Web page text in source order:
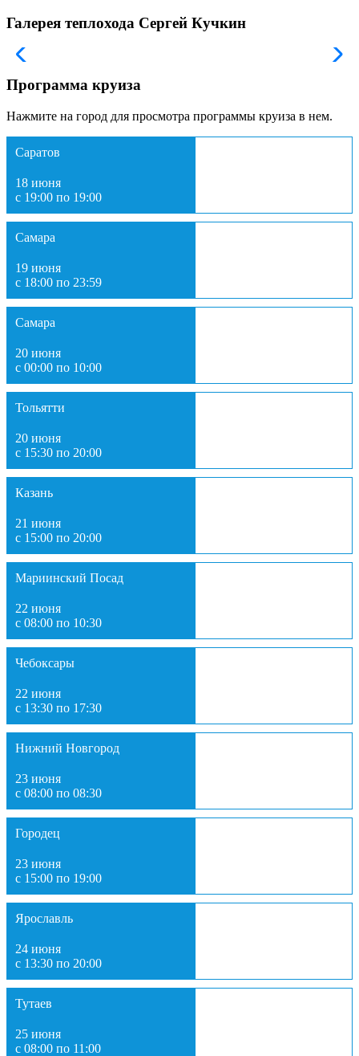
Галерея теплохода Сергей Кучкин
Программа круиза
Нажмите на город для просмотра программы круиза в нем.
Саратов
18 июня
с 19:00 по 19:00
Самара
19 июня
с 18:00 по 23:59
Самара
20 июня
с 00:00 по 10:00
Тольятти
20 июня
с 15:30 по 20:00
Казань
21 июня
с 15:00 по 20:00
Мариинский Посад
22 июня
с 08:00 по 10:30
Чебоксары
22 июня
с 13:30 по 17:30
Нижний Новгород
23 июня
с 08:00 по 08:30
Городец
23 июня
с 15:00 по 19:00
Ярославль
24 июня
с 13:30 по 20:00
Тутаев
25 июня
с 08:00 по 11:00